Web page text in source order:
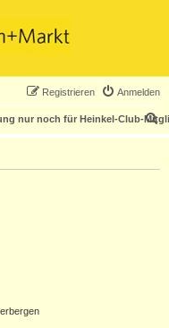
Anmelden
Registrieren
nur noch für Heinkel-Club-
S
u